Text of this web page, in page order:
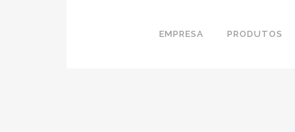
EMPRESA PRODUTOS